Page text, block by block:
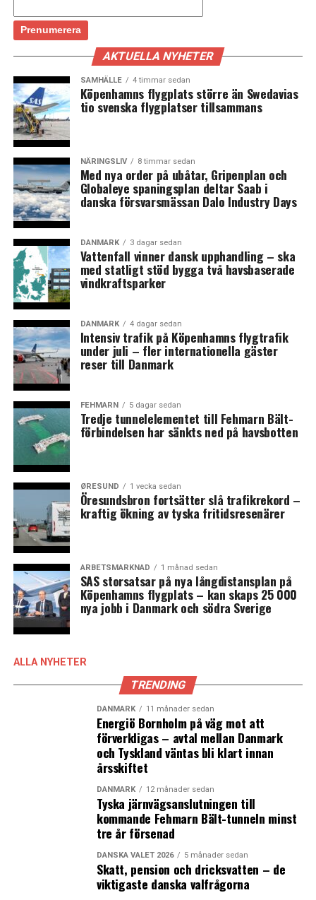
Centerpartiet pekar på en S-regering efter valet
Partier i både det röda och blåa blocket vill att
Köpenhamn tecknar fast elavtal om grön el
AKTUELLA NYHETER
SAMHÄLLE 4 timmar sedan
Köpenhamns flygplats större än Swedavias
tio svenska flygplatser tillsammans
NÄRINGSLIV 8 timmar sedan
Med nya order på ubåtar, Gripenplan och
Globaleye spaningsplan deltar Saab i
danska försvarsmässan Dalo Industry Days
DANMARK 3 dagar sedan
Vattenfall vinner dansk upphandling – ska
med statligt stöd bygga två havsbaserade
vindkraftsparker
DANMARK 4 dagar sedan
Intensiv trafik på Köpenhamns flygtrafik
under juli – fler internationella gäster
reser till Danmark
FEHMARN 5 dagar sedan
Tredje tunnelelementet till Fehmarn Bält-
förbindelsen har sänkts ned på havsbotten
ØRESUND 1 vecka sedan
Öresundsbron fortsätter slå trafikrekord –
kraftig ökning av tyska fritidsresenärer
ARBETSMARKNAD 1 månad sedan
SAS storsatsar på nya långdistansplan på
Köpenhamns flygplats – kan skaps 25 000
nya jobb i Danmark och södra Sverige
ALLA NYHETER
TRENDING
DANMARK 11 månader sedan
Energiö Bornholm på väg mot att
förverkligas – avtal mellan Danmark
och Tyskland väntas bli klart innan
årsskiftet
DANMARK 12 månader sedan
Tyska järnvägsanslutningen till
kommande Fehmarn Bält-tunneln minst
tre år försenad
DANSKA VALET 2026 5 månader sedan
Skatt, pension och dricksvatten – de
viktigaste danska valfrågorna